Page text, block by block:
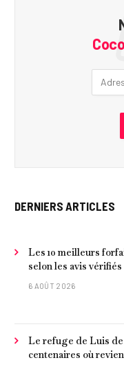
DERNIERS ARTICLES
Les 10 meilleurs
selon les avis
6 AOÛT 2026
Le refuge de Luis de
centenaires où